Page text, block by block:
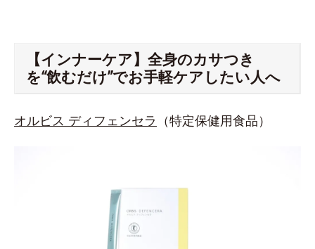
【インナーケア】全身のカサつき
を“飲むだけ”でお手軽ケアしたい人へ
オルビス ディフェンセラ （特定保健用食品）